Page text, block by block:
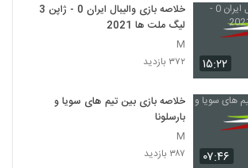
۱۵:۲۲
خلاصه بازی والیبال ایران 0 - ژاپن 3
لیگ ملت ها 2021
M
۳۷۲ بازدید
۰۷:۴۶
خلاصه بازی بین تیم های سویا و
بارسلونا
M
۳۸۷ بازدید